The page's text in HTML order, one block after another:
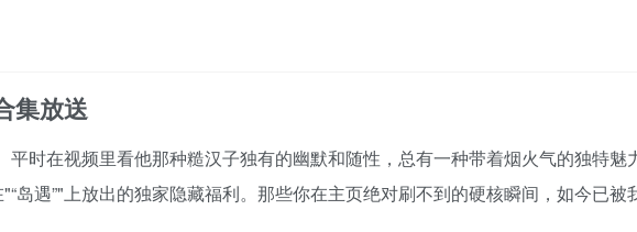
集放送
平时在视频里看他那种糙汉子独有的幽默和随性，总有一种带着烟火气的独特魅
“岛遇” 上放出的独家隐藏福利。那些你在主页绝对刷不到的硬核瞬间，如今已被